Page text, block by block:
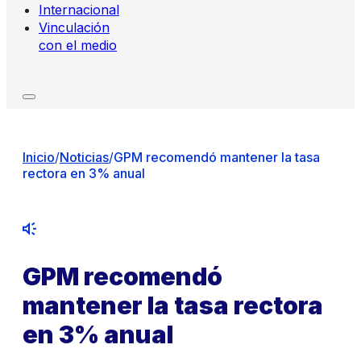
Internacional
Vinculación
con el medio
Inicio/Noticias/GPM recomendó mantener la tasa
rectora en 3% anual
GPM recomendó
mantener la tasa rectora
en 3% anual